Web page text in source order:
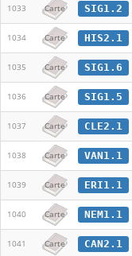
1033 Carte SIG1.2
1034 Carte HIS2.1
1035 Carte SIG1.6
1036 Carte SIG1.5
1037 Carte CLE2.1
1038 Carte VAN1.1
1039 Carte ERI1.1
1040 Carte NEM1.1
1041 Carte CAN2.1